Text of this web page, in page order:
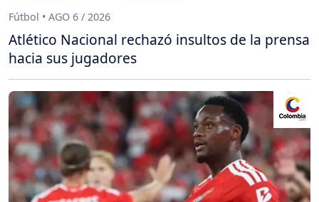
Fútbol • AGO 6 / 2026
Atlético Nacional rechazó insultos de la prensa
hacia sus jugadores